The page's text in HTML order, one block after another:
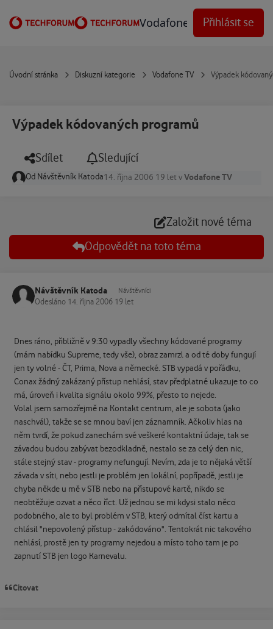
Vodafone Techforum
Přihlásit se
Úvodní stránka Diskuzní kategorie Vodafone TV Výpadek
Výpadek kódovaných programů
Sdílet Sledující
Od Návštěvník Katoda14. října 2006 19 let vVodafone TV
Založit nové téma
Odpovědět na toto téma
Návštěvník Katoda Návštěvníci
Odesláno 14. října 2006 19 let
Dnes ráno, přibližně v 9:30 vypadly všechny kódované programy
(mám nabídku Supreme, tedy vše), obraz zamrzl a od té doby fungují
jen ty volné - ČT, Prima, Nova a německé. STB vypadá v pořádku,
Conax žádný zakázaný přístup nehlásí, stav předplatné ukazuje to co
má, úroveň i kvalita signálu okolo 99%, přesto to nejede.
Volal jsem samozřejmě na Kontakt centrum, ale je sobota (jako
naschvál), takže se se mnou baví jen záznamník. Ačkoliv hlas na
něm tvrdí, že pokud zanechám své veškeré kontaktní údaje, tak se
závadou budou zabývat bezodkladně, nestalo se za celý den nic,
stále stejný stav - programy nefungují. Nevím, zda je to nějaká větší
závada v síti, nebo jestli je problém jen lokální, popřípadě, jestli je
chyba někde u mě v STB nebo na přístupové kartě, nikdo se
neobtěžuje ozvat a něco říct. Už jednou se mi kdysi stalo něco
podobného, ale to byl problém v STB, který odmítal číst kartu a
chlásil "nepovolený přístup - zakódováno". Tentokrát nic takového
nehlásí, prostě jen ty programy nejedou a místo toho tam je po
zapnutí STB jen logo Karnevalu.
Citovat